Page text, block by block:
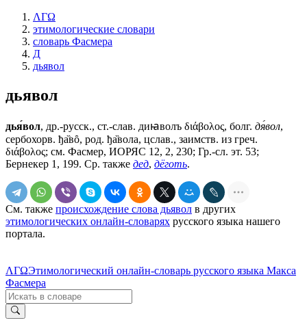
ΛΓΩ
этимологические словари
словарь Фасмера
Д
дьявол
дьявол
дья́вол, др.-русск., ст.-слав. диꙗволъ διάβολος, болг. дя́вол,
сербохорв. ђа̏вȏ, род. ђа̏вола, цслав., заимств. из греч.
διάβολος; см. Фасмер, ИОРЯС 12, 2, 230; Гр.-сл. эт. 53;
Бернекер 1, 199. Ср. также дед, дёготь.
См. также происхождение слова дьявол в других
этимологических онлайн-словарях русского языка нашего
портала.
ΛΓΩЭтимологический онлайн-словарь русского языка Макса
Фасмера